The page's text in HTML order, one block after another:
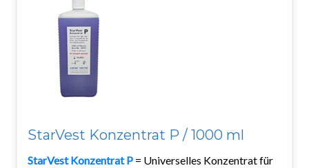
StarVest Konzentrat P / 1000 ml
StarVest Konzentrat P = Universelles Konzentrat für